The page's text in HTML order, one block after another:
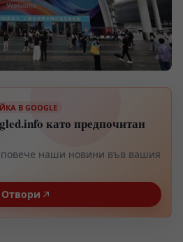
В GOOGLE
като предпочитан
повече наши новини във вашия
Отвори